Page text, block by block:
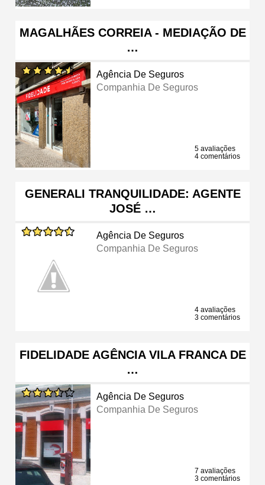
MAGALHÃES CORREIA - MEDIAÇÃO DE
…
Agência De Seguros
Companhia De Seguros
5 avaliações
4 comentários
GENERALI TRANQUILIDADE: AGENTE
JOSÉ …
Agência De Seguros
Companhia De Seguros
4 avaliações
3 comentários
FIDELIDADE AGÊNCIA VILA FRANCA DE
…
Agência De Seguros
Companhia De Seguros
7 avaliações
3 comentários